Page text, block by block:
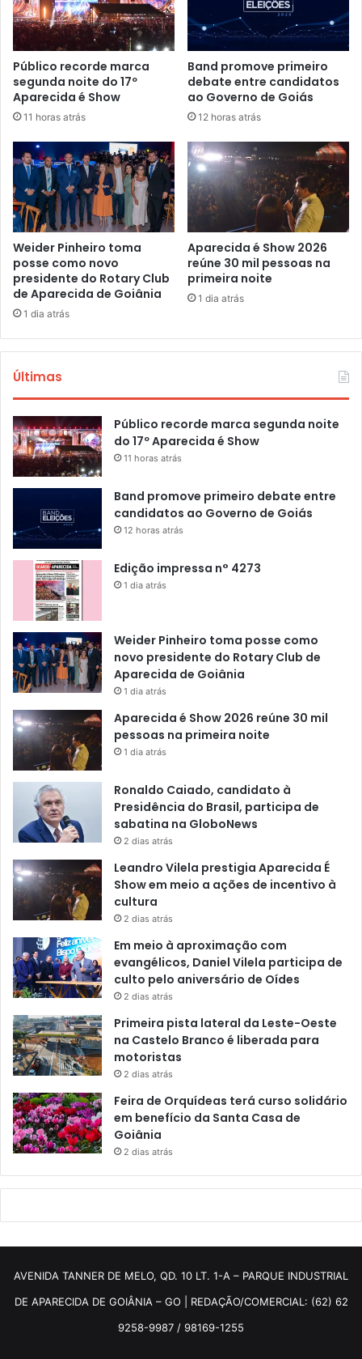
Público recorde marca
segunda noite do 17º
Aparecida é Show
11 horas atrás
Band promove primeiro
debate entre candidatos
ao Governo de Goiás
12 horas atrás
Weider Pinheiro toma
posse como novo
presidente do Rotary Club
de Aparecida de Goiânia
1 dia atrás
Aparecida é Show 2026
reúne 30 mil pessoas na
primeira noite
1 dia atrás
Últimas
Público recorde marca segunda noite
do 17º Aparecida é Show
11 horas atrás
Band promove primeiro debate entre
candidatos ao Governo de Goiás
12 horas atrás
Edição impressa n° 4273
1 dia atrás
Weider Pinheiro toma posse como
novo presidente do Rotary Club de
Aparecida de Goiânia
1 dia atrás
Aparecida é Show 2026 reúne 30 mil
pessoas na primeira noite
1 dia atrás
Ronaldo Caiado, candidato à
Presidência do Brasil, participa de
sabatina na GloboNews
2 dias atrás
Leandro Vilela prestigia Aparecida É
Show em meio a ações de incentivo à
cultura
2 dias atrás
Em meio à aproximação com
evangélicos, Daniel Vilela participa de
culto pelo aniversário de Oídes
2 dias atrás
Primeira pista lateral da Leste-Oeste
na Castelo Branco é liberada para
motoristas
2 dias atrás
Feira de Orquídeas terá curso solidário
em benefício da Santa Casa de
Goiânia
2 dias atrás
AVENIDA TANNER DE MELO, QD. 10 LT. 1-A – PARQUE INDUSTRIAL
DE APARECIDA DE GOIÂNIA – GO | REDAÇÃO/COMERCIAL: (62) 62
9258-9987 / 98169-1255